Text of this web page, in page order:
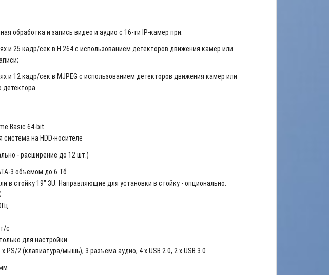
обработка и запись видео и аудио с 16-ти IP-камер при:
и 25 кадр/сек в H.264 с использованием детекторов движения камер или
и 12 кадр/сек в MJPEG с использованием детекторов движения камер или
Basic 64-bit
система на HDD-носителе
- расширение до 12 шт.)
3 объемом до 6 Тб
в стойку 19" 3U. Направляющие для установки в стойку - опционально.
с
для настройки
x PS/2 (клавиатура/мышь), 3 разъема аудио, 4 x USB 2.0, 2 x USB 3.0